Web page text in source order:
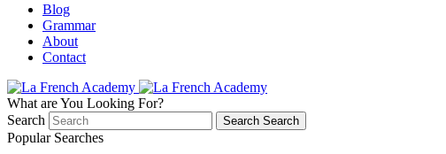
Blog
Grammar
About
Contact
What are You Looking For?
Search
Search Search
Popular Searches